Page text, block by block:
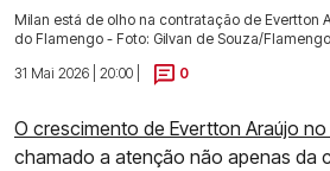
Milan está de olho na contratação de Evertton
do Flamengo - Foto: Gilvan de Souza/Flamengo
31 Mai 2026 | 20:00 |
0
O crescimento de Evertton Araújo no
chamado a atenção não apenas da